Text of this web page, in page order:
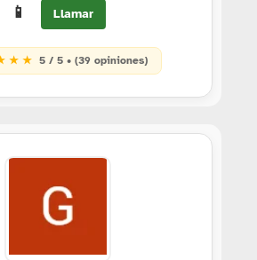
📱 Llamar
★ ★ 5 / 5 • (39 opiniones)